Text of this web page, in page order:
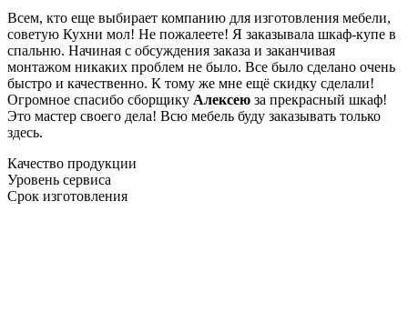
Всем, кто еще выбирает компанию для изготовления мебели,
советую Кухни мол! Не пожалеете! Я заказывала шкаф-купе в
спальню. Начиная с обсуждения заказа и заканчивая
монтажом никаких проблем не было. Все было сделано очень
быстро и качественно. К тому же мне ещё скидку сделали!
Огромное спасибо сборщику Алексею за прекрасный шкаф!
Это мастер своего дела! Всю мебель буду заказывать только
здесь.
Качество продукции
Уровень сервиса
Срок изготовления